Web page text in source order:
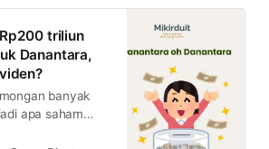
triliun
Danantara,
banyak
apa saham